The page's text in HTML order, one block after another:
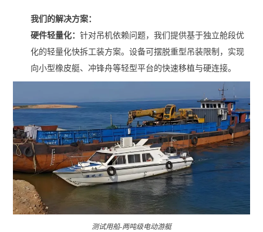
我们的解决方案：
硬件轻量化：针对吊机依赖问题，我们提供基于独立舱段优
化的轻量化快拆工装方案。设备可摆脱重型吊装限制，实现
向小型橡皮艇、冲锋舟等轻型平台的快速移植与硬连接。
测试用船-两吨级电动游艇